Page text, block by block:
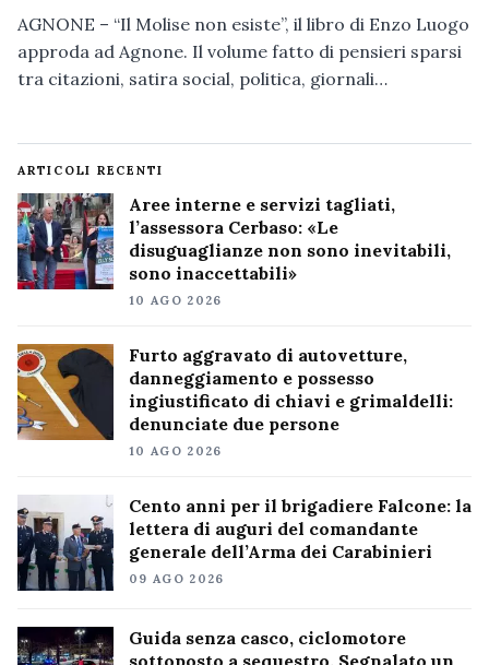
AGNONE – “Il Molise non esiste”, il libro di Enzo Luogo
approda ad Agnone. Il volume fatto di pensieri sparsi
tra citazioni, satira social, politica, giornali…
ARTICOLI RECENTI
Aree interne e servizi tagliati,
l’assessora Cerbaso: «Le
disuguaglianze non sono inevitabili,
sono inaccettabili»
10 AGO 2026
Furto aggravato di autovetture,
danneggiamento e possesso
ingiustificato di chiavi e grimaldelli:
denunciate due persone
10 AGO 2026
Cento anni per il brigadiere Falcone: la
lettera di auguri del comandante
generale dell’Arma dei Carabinieri
09 AGO 2026
Guida senza casco, ciclomotore
sottoposto a sequestro. Segnalato un